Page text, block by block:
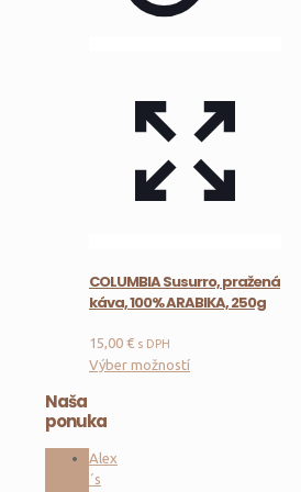
na
COLUMBIA Susurro, pražená
káva, 100% ARABIKA, 250g
15,00 € s DPH
Výber možnostíTento
Naša
ponuka
Alex
´s